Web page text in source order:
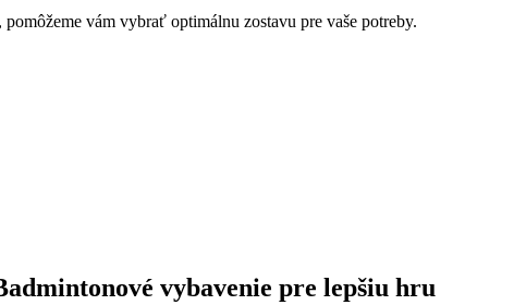
vám vybrať optimálnu zostavu pre vaše potreby.
vybavenie pre lepšiu hru